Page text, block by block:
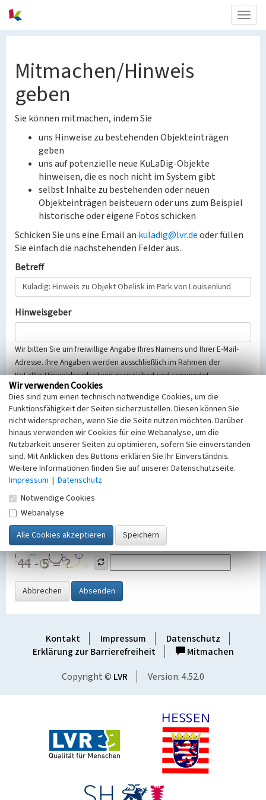
Mitmachen/Hinweis
geben
Sie können mitmachen, indem Sie
uns Hinweise zu bestehenden Objekteinträgen
geben
uns auf potenzielle neue KuLaDig-Objekte
hinweisen, die es noch nicht im System gibt
selbst Inhalte zu bestehenden oder neuen
Objekteinträgen beisteuern oder uns zum Beispiel
historische oder eigene Fotos schicken
Schicken Sie uns eine Email an kuladig@lvr.deoder füllen
Sie einfach die nachstehenden Felder aus.
Betreff
Hinweisgeber
Wir bitten Sie um freiwillige Angabe Ihres Namens und Ihrer E-Mail-
Adresse. Ihre Angaben werden ausschließlich im Rahmen der
KuLaDig-Hinweisbearbeitung gespeichert und verwendet.
Selbstverständlich werden diese entsprechend der Vorschriften des
Telemediengesetzes, des Datenschutzgesetzes NRW und der seit
dem 25.05.2018 gültigen Europäischen Datenschutzgrundverordnung
(EU-DSGVO) vertraulich behandelt, beachten Sie bitte unsere
Hinweise zumDatenschutz
Nachricht
SicherheitsabfrageTragen Sie unten das Rechenergebnis aus der
Grafik ein
Abbrechen Absenden
Kontakt Impressum
Datenschutz
Erklärung zur Barrierefreiheit
Mitmachen
Copyright © LVR Version: 4.52.0
Wir verwenden Cookies
Dies sind zum einen technisch notwendige Cookies, um die
Funktionsfähigkeit der Seiten sicherzustellen. Diesen können Sie
nicht widersprechen, wenn Sie die Seite nutzen möchten. Darüber
hinaus verwenden wir Cookies für eine Webanalyse, um die
Nutzbarkeit unserer Seiten zu optimieren, sofern Sie einverstanden
sind. Mit Anklicken des Buttons erklären Sie Ihr Einverständnis.
Weitere Informationen finden Sie auf unserer Datenschutzseite.
Impressum | Datenschutz
Notwendige Cookies
Webanalyse